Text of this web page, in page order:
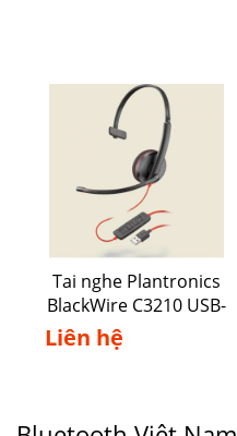
Tai nghe Plantronics
BlackWire C3210 USB-
Liên hệ